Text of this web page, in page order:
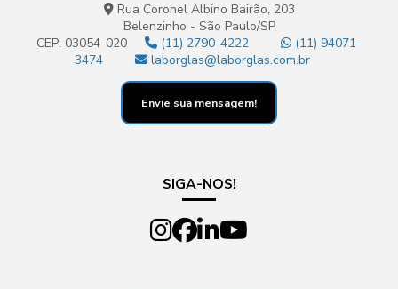
Rua Coronel Albino Bairão, 203
Belenzinho - São Paulo/SP
CEP: 03054-020
(11) 2790-4222
(11) 94071-
3474
laborglas@laborglas.com.br
Envie sua mensagem!
SIGA-NOS!